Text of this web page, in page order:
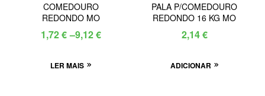
COMEDOURO
REDONDO MO
1,72€ –9,12€
LER MAIS
PALA P/COMEDOURO
REDONDO 16 KG MO
2,14€
ADICIONAR